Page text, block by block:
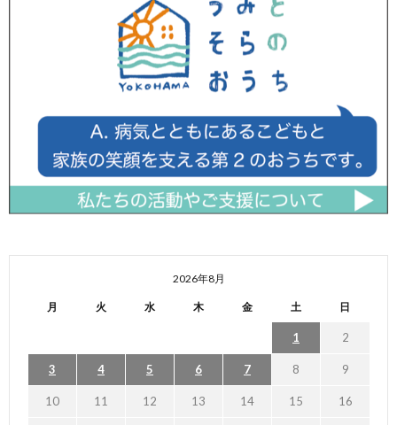
2026年8月
月 火 水 木 金 土 日
1 2
3 4 5 6 7 8 9
10 11 12 13 14 15 16